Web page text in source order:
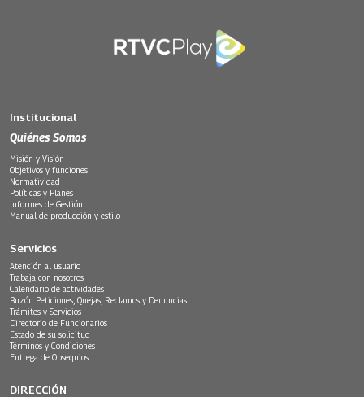
Institucional
Quiénes Somos
Misión y Visión
Objetivos y funciones
Normatividad
Políticas y Planes
Informes de Gestión
Manual de producción y estilo
Servicios
Atención al usuario
Trabaja con nosotros
Calendario de actividades
Buzón Peticiones, Quejas, Reclamos y Denuncias
Trámites y Servicios
Directorio de Funcionarios
Estado de su solicitud
Términos y Condiciones
Entrega de Obsequios
DIRECCIÓN